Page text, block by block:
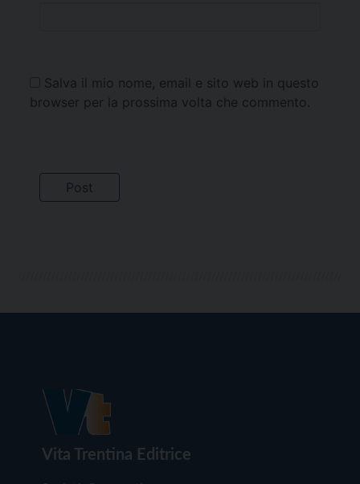
Salva il mio nome, email e sito web in questo
browser per la prossima volta che commento.
Vita Trentina Editrice